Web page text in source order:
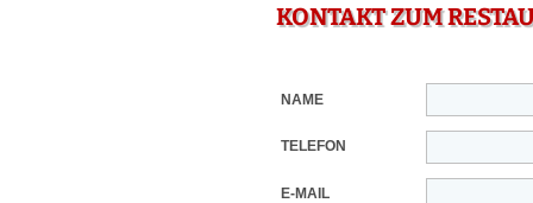
KONTAKT ZUM
NAME
TELEFON
E-MAIL